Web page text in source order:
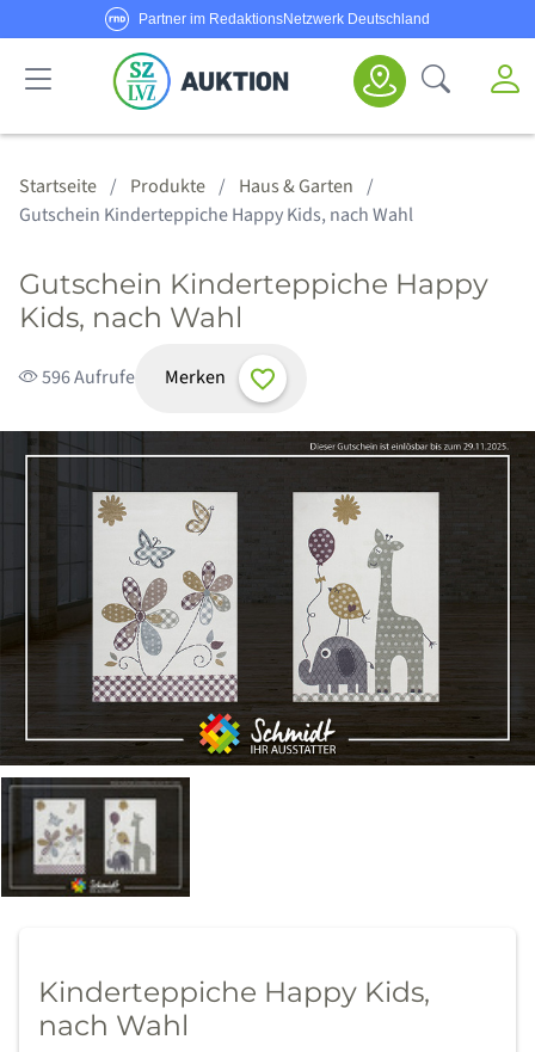
Partner im RedaktionsNetzwerk Deutschland
Sie haben Fragen oder möchten Anbieter werden?
Senden Sie uns eine
oder rufen Sie uns an!
Suche
Kategorien
Haus & Garten
Schmuck & Uhren
Körper & Seele
Sport & Freizeit
Alle Anbieter
Alle Angebote
Startseite Produkte
Haus & Garten
Gutschein Kinderteppiche Happy Kids, nach Wahl
Gutschein Kinderteppiche Happy
Kids, nach Wahl
596 Aufrufe Merken
Kinderteppiche Happy Kids,
nach Wahl